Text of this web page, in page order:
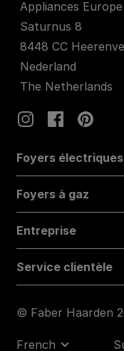
Appliances Europe
Saturnus 8
8448 CC
Nederland
The Netherlands
Foyers électriques
Foyers à gaz
Entreprise
Service clientèle
© Faber Haarden
French